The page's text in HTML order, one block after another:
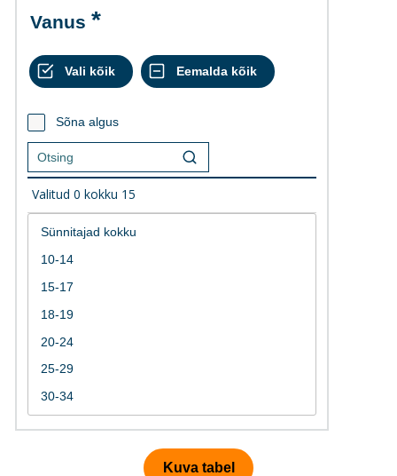
Vanus
Sõna algus
Valitud 0 kokku 15